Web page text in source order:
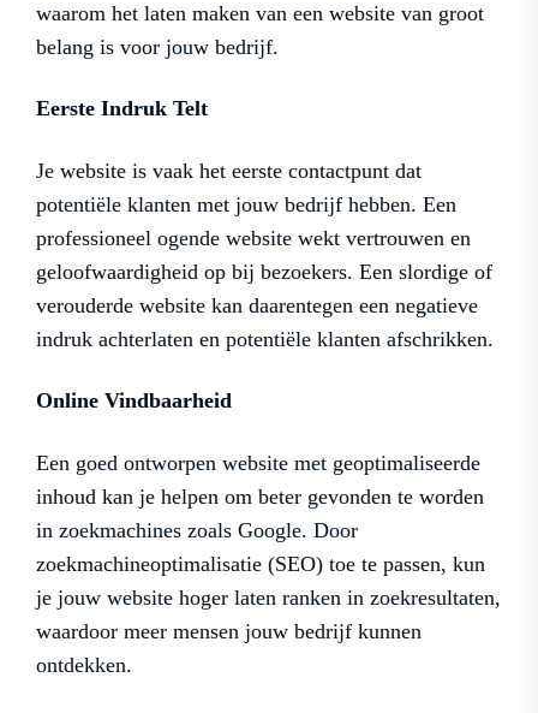
waarom het laten maken van een website van groot
belang is voor jouw bedrijf.
Eerste Indruk Telt
Je website is vaak het eerste contactpunt dat
potentiële klanten met jouw bedrijf hebben. Een
professioneel ogende website wekt vertrouwen en
geloofwaardigheid op bij bezoekers. Een slordige of
verouderde website kan daarentegen een negatieve
indruk achterlaten en potentiële klanten afschrikken.
Online Vindbaarheid
Een goed ontworpen website met geoptimaliseerde
inhoud kan je helpen om beter gevonden te worden
in zoekmachines zoals Google. Door
zoekmachineoptimalisatie (SEO) toe te passen, kun
je jouw website hoger laten ranken in zoekresultaten,
waardoor meer mensen jouw bedrijf kunnen
ontdekken.